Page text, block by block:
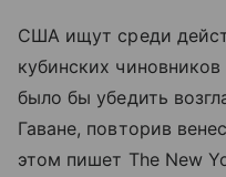
США ищут среди
кубинских
было бы убедить
Гаване, повторив
этом пишет The New